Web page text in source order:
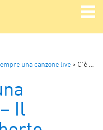
una canzone live > C’è sempre una canzone live – Il composer Alberto Cipolla
Il